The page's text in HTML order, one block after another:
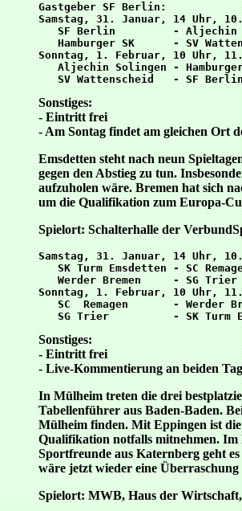
Gastgeber SF Berlin:
Samstag, 31. Januar, 14 Uhr,
SF Berlin         - Aljechin
Hamburger SK      - SV
Sonntag, 1. Februar, 10 Uhr, 11.
Aljechin Solingen -
Sonstiges:
- Eintritt frei
- Am Sontag findet am gleichen Ort
Emsdetten steht nach neun
gegen den Abstieg zu tun.
aufzuholen wäre. Bremen hat sich
um die Qualifikation zum Europa-
Spielort: Schalterhalle der
Samstag, 31. Januar, 14 Uhr, 10.
SK Turm Emsdetten - SC
   Werder Bremen     - SG Trier
Sonntag, 1. Februar, 10 Uhr, 11.
SC  Remagen       - Werder
Sonstiges:
- Eintritt frei
- Live-Kommentierung an beiden
In Mülheim treten die drei
Tabellenführer aus Baden-Baden.
Mülheim finden. Mit Eppingen ist
Qualifikation notfalls mitnehmen. Im
Sportfreunde aus Katernberg geht
wäre jetzt wieder eine
Spielort: MWB, Haus der